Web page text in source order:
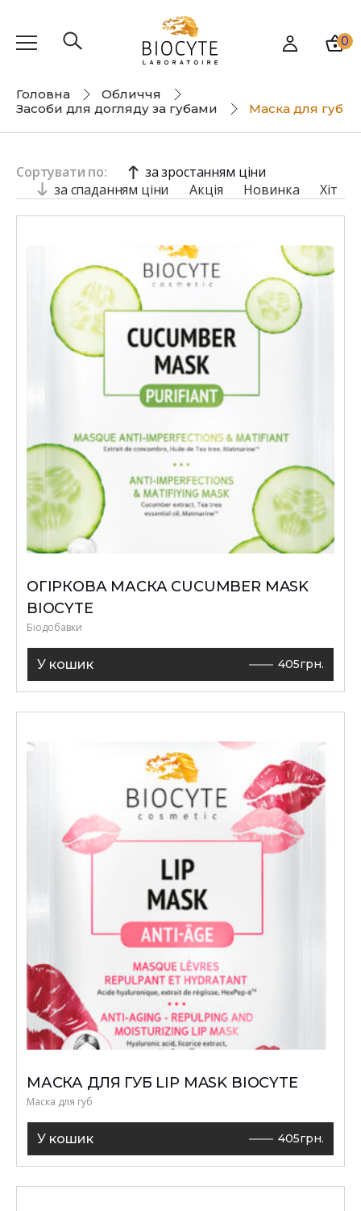
0
Головна
Обличчя
Засоби для догляду за губами
Маска для губ
Сортувати по:
за зростанням ціни
за спаданням ціни
Акція Новинка Хіт
ОГІРКОВА МАСКА CUCUMBER MASK
BIOCYTE
Біодобавки
У кошик 405грн.
МАСКА ДЛЯ ГУБ LIP MASK BIOCYTE
Маска для губ
У кошик 405грн.